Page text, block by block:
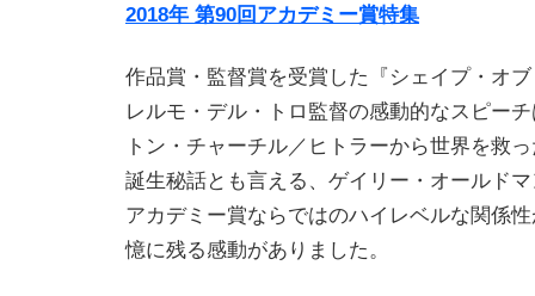
2018年 第90回アカデミー賞特集
作品賞・監督賞を受賞した『シェイプ・オ
レルモ・デル・トロ監督の感動的なスピー
トン・チャーチル／ヒトラーから世界を救
誕生秘話とも言える、ゲイリー・オールド
アカデミー賞ならではのハイレベルな関係
憶に残る感動がありました。